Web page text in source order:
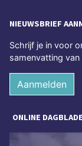
NIEUWSBRIEF
Schrijf je in voor
samenvatting
Aanmelden
ONLINE